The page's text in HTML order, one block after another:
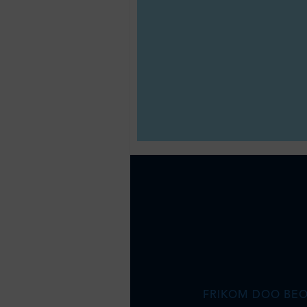
FRIKOM DOO